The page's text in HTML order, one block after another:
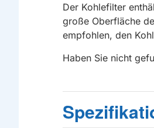
Der Kohlefilter
große Oberfläche
empfohlen, den
Haben Sie nicht